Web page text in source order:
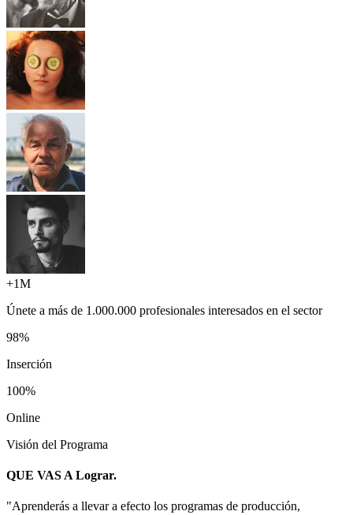
+1M
Únete a más de 1.000.000 profesionales interesados en el sector
98%
Inserción
100%
Online
Visión del Programa
QUE VAS A Lograr.
"Aprenderás a llevar a efecto los programas de producción,